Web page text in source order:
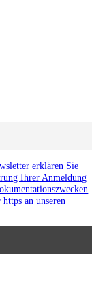
erklären Sie
Ihrer Anmeldung
an unseren